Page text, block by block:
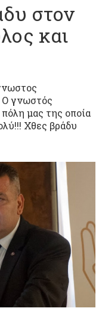
στον
και
Ο γνωστός
μας της οποία
Χθες βράδυ